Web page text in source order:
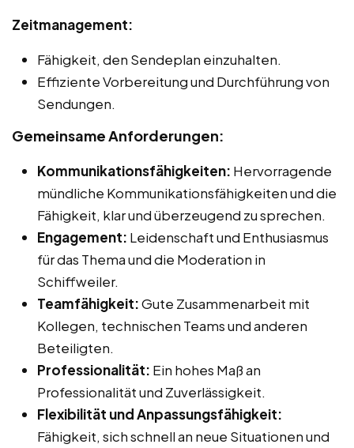
Zeitmanagement:
Fähigkeit, den Sendeplan einzuhalten.
Effiziente Vorbereitung und Durchführung von
Sendungen.
Gemeinsame Anforderungen:
Kommunikationsfähigkeiten: Hervorragende
mündliche Kommunikationsfähigkeiten und die
Fähigkeit, klar und überzeugend zu sprechen.
Engagement: Leidenschaft und Enthusiasmus
für das Thema und die Moderation in
Schiffweiler.
Teamfähigkeit:Gute Zusammenarbeit mit
Kollegen, technischen Teams und anderen
Beteiligten.
Professionalität: Ein hohes Maß an
Professionalität und Zuverlässigkeit.
Flexibilität und Anpassungsfähigkeit:
Fähigkeit, sich schnell an neue Situationen und